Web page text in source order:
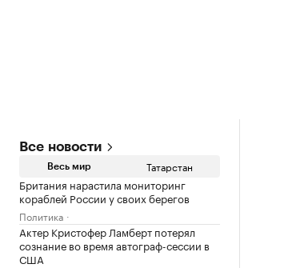
Все новости
Весь мир Татарстан
Британия нарастила мониторинг
кораблей России у своих берегов
Политика
Актер Кристофер Ламберт потерял
сознание во время автограф-сессии в
США